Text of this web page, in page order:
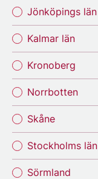
Jönköpings län
Kalmar län
Kronoberg
Norrbotten
Skåne
Stockholms län
Sörmland